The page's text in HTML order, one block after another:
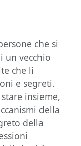
che si
un vecchio
che li
e segreti.
insieme,
della
della